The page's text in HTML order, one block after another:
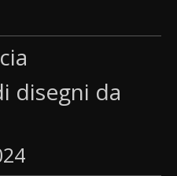
disegni da